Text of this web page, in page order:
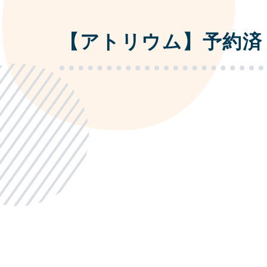
【アトリウム】予約済